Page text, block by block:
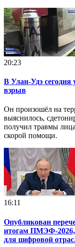
20:23
В Улан-Удэ сегодня
взрыв
Он произошёл на
выяснилось,
получил травмы
скорой помощи.
16:11
Опубликован
итогам ПМЭФ-2026,
для цифровой